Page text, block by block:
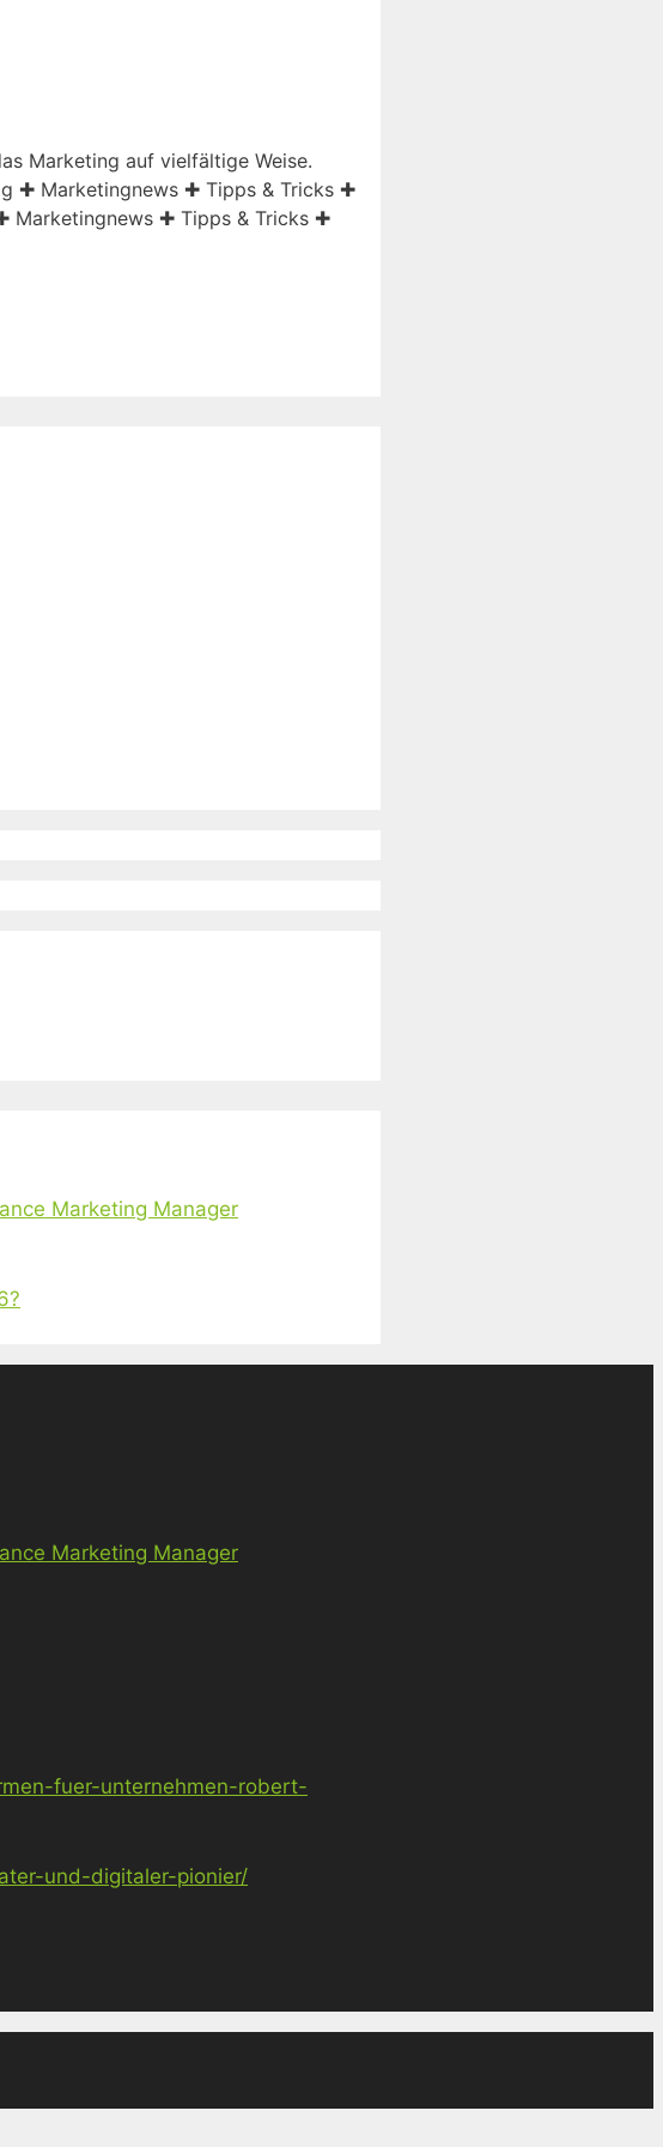
Marketing auf vielfältige Weise.
✚ Marketingnews ✚ Tipps & Tricks ✚
Marketingnews ✚ Tipps & Tricks ✚
Marketing Manager
Marketing Manager
fuer-unternehmen-robert-
und-digitaler-pionier/